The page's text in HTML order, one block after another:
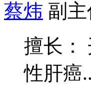
蔡炜 副
擅长：
性肝癌